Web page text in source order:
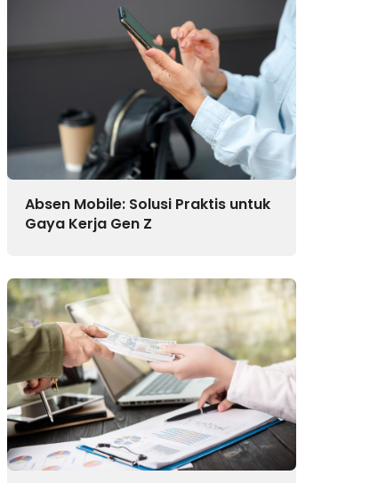
Absen Mobile: Solusi Praktis untuk
Gaya Kerja Gen Z